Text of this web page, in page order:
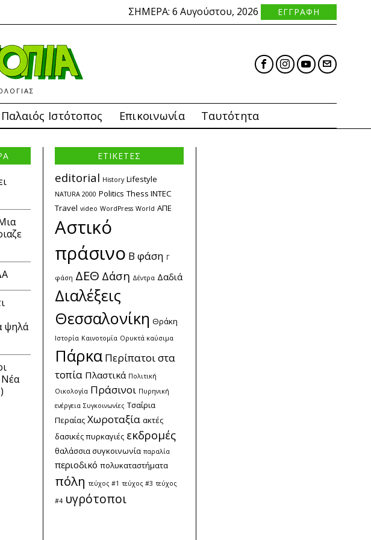
ΣΗΜΕΡΑ: 6 Αυγούστου, 2026 ΕΓΓΡΑΦΗ
Παλαιός Ιστότοπος Επικοινωνία Ταυτότητα
ψηλά
Νέα
ΕΤΙΚΕΤΕΣ
editorial History Lifestyle
NATURA 2000 Politics Thess INTEC
Travel video WordPress World ΑΠΕ
Αστικό
πράσινο Β φάση Γ
φάση ΔΕΘ Δάση Δέντρα Δαδιά
Διαλέξεις
Θεσσαλονίκη Θράκη
Ιστορία Καινοτομία Ορυκτά καύσιμα
Πάρκα Περίπατοι στα
τοπία Πλαστικά Πολιτική
Οικολογία Πράσινοι Πυρηνική
ενέργεια Συγκοινωνίες Τσαΐρια
Περαίας Χωροταξία ακτές
δασικές πυρκαγιές εκδρομές
θαλάσσια συγκοινωνία παραλία
περιοδικό πολυκαταστήματα
πόλη τεύχος #1 τεύχος #3 τεύχος
#4 υγρότοποι